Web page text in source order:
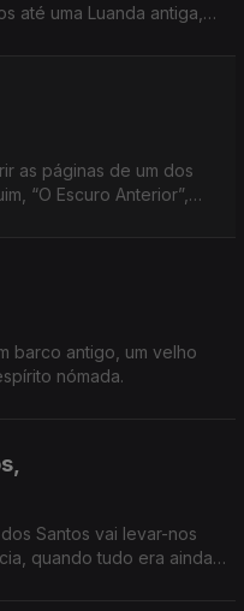
até uma Luanda antiga,
as páginas de um dos
“O Escuro Anterior”,
barco antigo, um velho
nómada.
Santos vai levar-nos
quando tudo era ainda